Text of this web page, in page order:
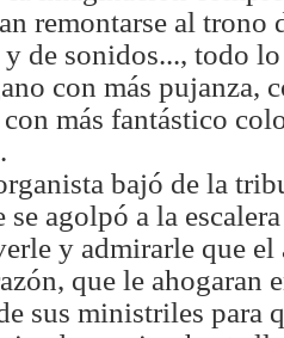
remontarse al trono
de sonidos..., todo
con más pujanza,
más fantástico
bajó de la
agolpó a la
y admirarle que el
que le ahogaran
sus ministriles para